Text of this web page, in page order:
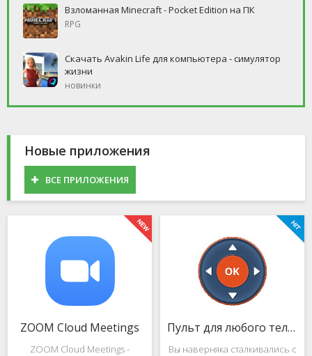
Взломанная Minecraft - Pocket Edition на ПК
RPG
Скачать Avakin Life для компьютера - симулятор
жизни
новинки
Новые приложения
ВСЕ ПРИЛОЖЕНИЯ
ZOOM Cloud Meetings
ZOOM Cloud Meetings -
Пульт для любого телевизора
Вы наверняка сталкивались с